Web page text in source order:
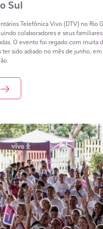
Sul
Telefônica Vivo (DTV) no Rio
colaboradores e seus
O evento foi regado com muita
ter sido adiado no mês de junho, em